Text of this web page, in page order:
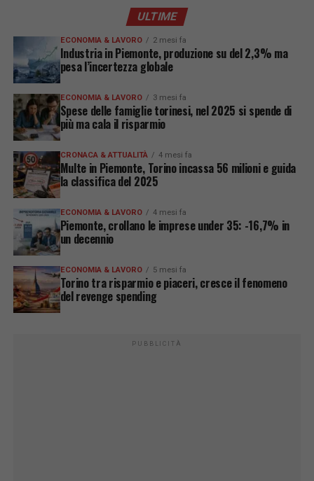
ULTIME
ECONOMIA & LAVORO 2 mesi fa
Industria in Piemonte, produzione su del 2,3% ma
pesa l’incertezza globale
ECONOMIA & LAVORO 3 mesi fa
Spese delle famiglie torinesi, nel 2025 si spende di
più ma cala il risparmio
CRONACA & ATTUALITÀ 4 mesi fa
Multe in Piemonte, Torino incassa 56 milioni e guida
la classifica del 2025
ECONOMIA & LAVORO 4 mesi fa
Piemonte, crollano le imprese under 35: -16,7% in
un decennio
ECONOMIA & LAVORO 5 mesi fa
Torino tra risparmio e piaceri, cresce il fenomeno
del revenge spending
PUBBLICITÀ